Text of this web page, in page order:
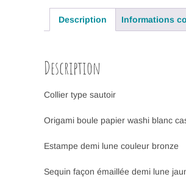
Description Informations
Description
Collier type sautoir
Origami boule papier washi blanc
Estampe demi lune couleur bronze
Sequin façon émaillée demi lune